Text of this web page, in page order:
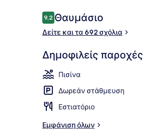
Σχόλια
9,29,2 στα 10
Θαυμάσιο
Δείτε και τα 692 σχόλια
Δημοφιλείς παροχές
Πισίνα
Δωρεάν στάθμευση
Εστιατόριο
Εμφάνιση όλων